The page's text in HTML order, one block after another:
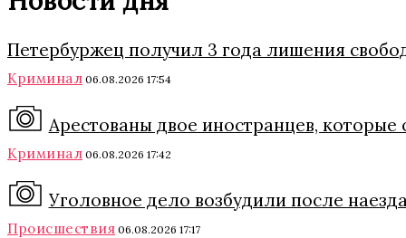
Петербуржец получил 3 года лишения
Криминал 06.08.2026 17:54
Арестованы двое иностранцев,
Криминал 06.08.2026 17:42
Уголовное дело возбудили после
Происшествия 06.08.2026 17:17